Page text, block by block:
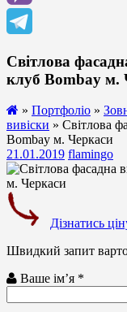
Світлова
клуб Bombay м.
» Портфоліо »
вивіски » Світлова
Bombay м. Черкаси
21.01.2019 flamingo
Дізнатись
Швидкий запит
Ваше ім’я *